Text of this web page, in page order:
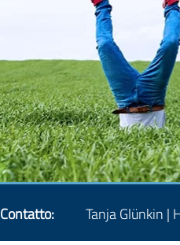
Contatto: Tanja Glünkin |